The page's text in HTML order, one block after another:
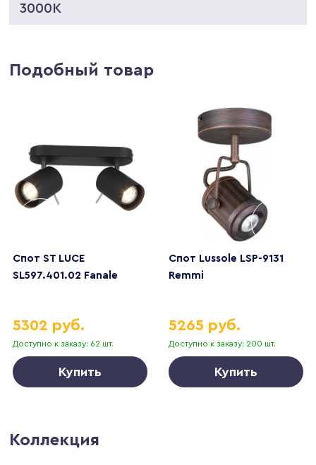
3000K
Подобный товар
Спот ST LUCE
SL597.401.02 Fanale
Доступно к заказу: 62 шт.
5302 руб.
Купить
Спот Lussole LSP-9131
Remmi
Доступно к заказу: 200 шт.
5265 руб.
Купить
Коллекция